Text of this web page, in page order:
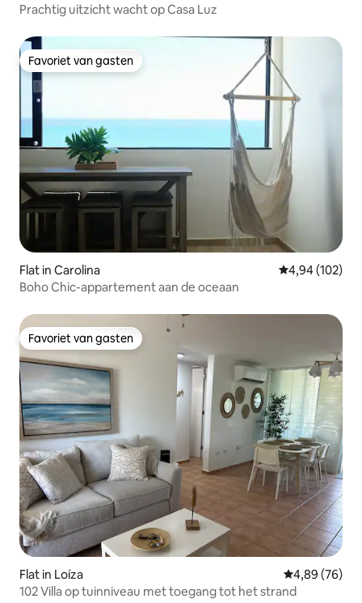
Prachtig uitzicht wacht op Casa Luz
Favoriet van gasten
Favoriet van gasten
Flat in Carolina Gemiddelde
4,94 (102)
Boho Chic-appartement aan de oceaan
Favoriet van gasten
Favoriet van gasten
Flat in Loíza Gemiddelde
4,89 (76)
102 Villa op tuinniveau met toegang tot het strand